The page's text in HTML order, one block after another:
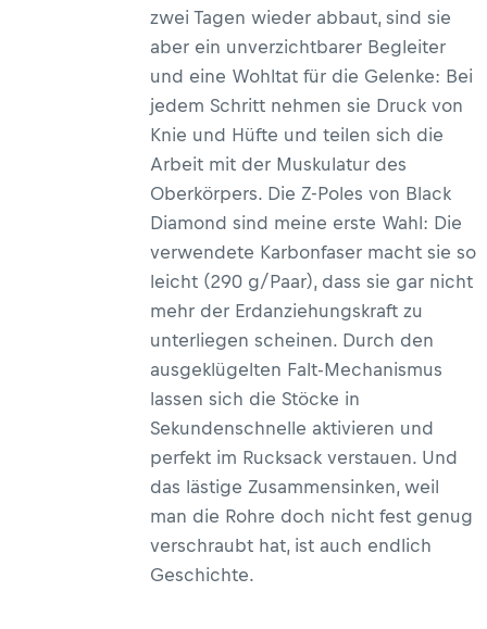
zwei Tagen wieder abbaut, sind sie
aber ein unverzichtbarer Begleiter
und eine Wohltat für die Gelenke: Bei
jedem Schritt nehmen sie Druck von
Knie und Hüfte und teilen sich die
Arbeit mit der Muskulatur des
Oberkörpers. Die Z-Poles von Black
Diamond sind meine erste Wahl: Die
verwendete Karbonfaser macht sie so
leicht (290 g/Paar), dass sie gar nicht
mehr der Erdanziehungskraft zu
unterliegen scheinen. Durch den
ausgeklügelten Falt-Mechanismus
lassen sich die Stöcke in
Sekundenschnelle aktivieren und
perfekt im Rucksack verstauen. Und
das lästige Zusammensinken, weil
man die Rohre doch nicht fest genug
verschraubt hat, ist auch endlich
Geschichte.